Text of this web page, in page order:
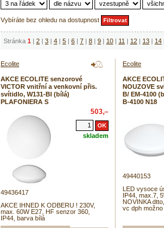
Vybíráte bez ohledu na dostupnost
Stránka 1 | 2 | 3 | 4 | 5 | 6 | 7 | 8 | 9 | 10 | 11 | 12 | 13 | 14
Ecolite
AKCE ECOLITE senzorové
VICTOR vnitřní a venkovní přis.
svítidlo, W131-BI (bílá)
PLAFONIERA S
503,–
skladem
49436417
AKCE IHNED K ODBERU ! 230V,
max. 60W E27, HF senzor 360,
IP44, barva bílá
Ecolite
AKCE
NOUZOVE
B/ EM-4100
B-4100 N18
49440153
LED vysoce
IP44, max.7,
NOVINKA
vc dph možno